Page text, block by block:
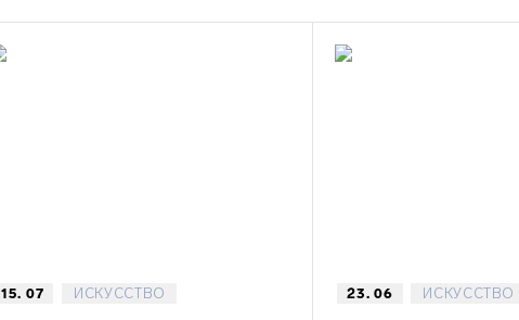
15. 07 ИСКУССТВО 23. 06 ИСКУССТВО